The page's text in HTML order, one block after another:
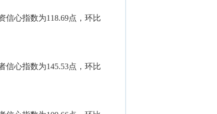
信心指数为118.69点，环比
信心指数为145.53点，环比